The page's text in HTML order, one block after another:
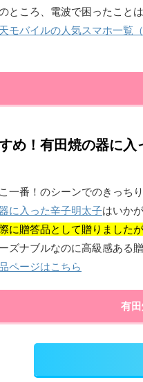
ところ、電波で困ったことは
モバイルの人気スマホ一覧
め！有田焼の器に入
一番！のシーンでのきっち
に入った辛子明太子はいか
に贈答品として贈りました
ズナブルなのに高級感ある
ページはこちら
有